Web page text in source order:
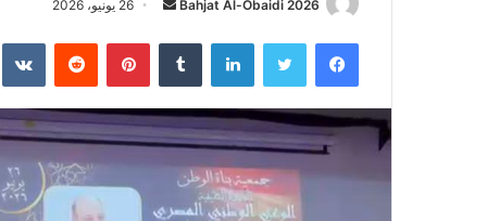
Bahjat Al-Obaidi 2026
أرسل
إلكترونيا
26 يونيو، 2026
فيسبوك تويتر لينكدإن بينتيريست